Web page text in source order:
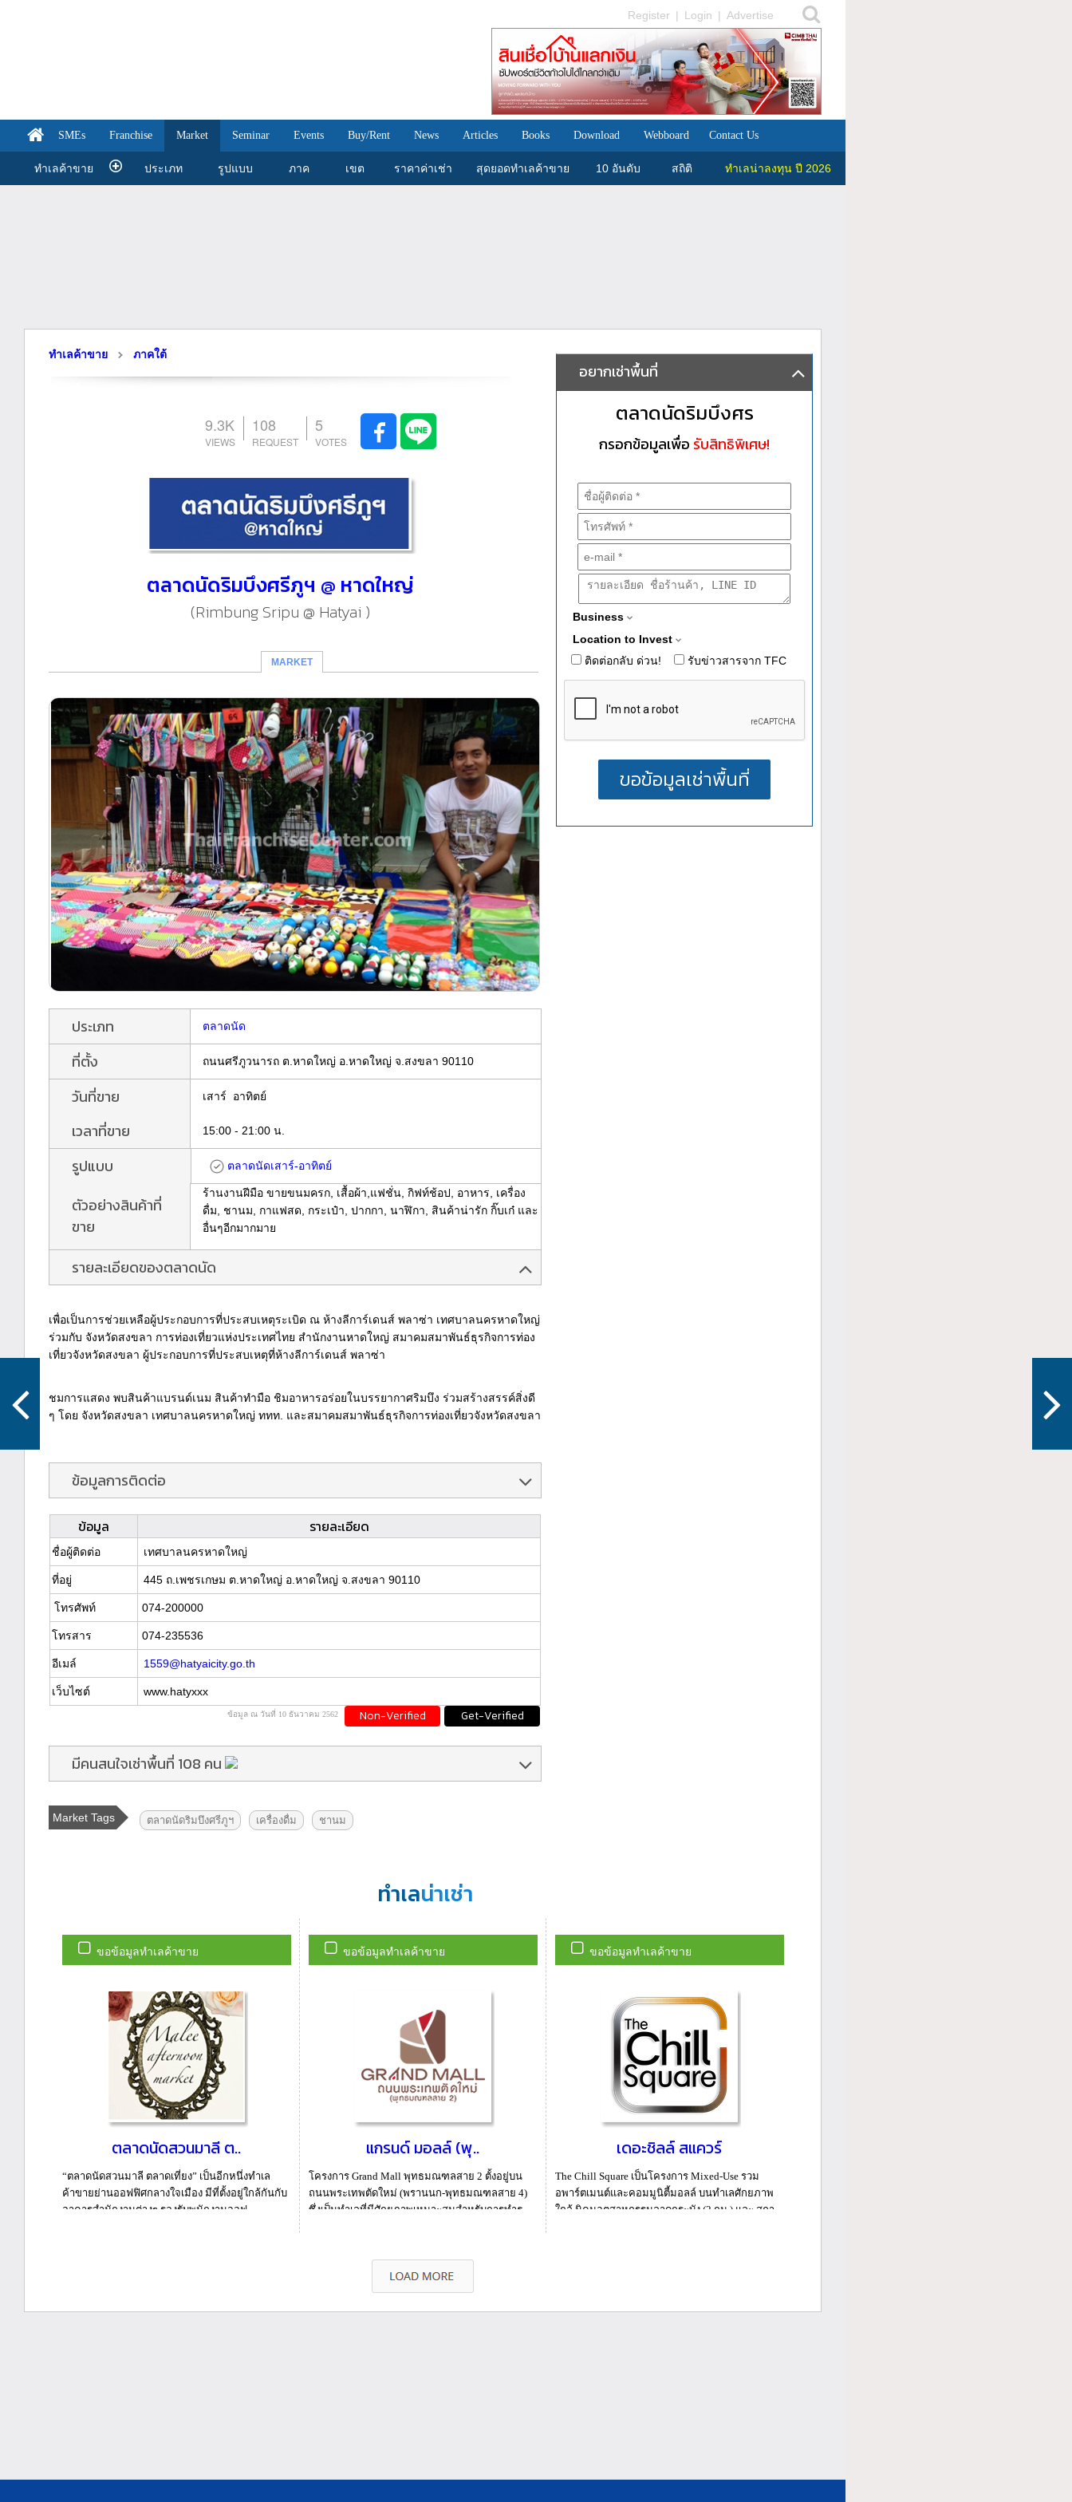
Register | Login | Advertise
SMEs Franchise Market Seminar Events Buy/Rent News Articles Books Download Webboard Contact Us
ทำเลค้าขาย ประเภท รูปแบบ ภาค เขต ราคาค่าเช่า สุดยอดทำเลค้าขาย 10 อันดับ สถิติ ทำเลน่าลงทุน ปี 2026
ทำเลค้าขาย ภาคใต้
9.3K 108 5
ตลาดนัดริมบึงศรีภูฯ @ หาดใหญ่
(Rimbung Sripu @ Hatyai )
MARKET
ประเภท ตลาดนัด
ที่ตั้ง ถนนศรีภูวนารถ ต.หาดใหญ่ อ.หาดใหญ่ จ.สงขลา 90110
วันที่ขาย เสาร์ อาทิตย์
เวลาที่ขาย 15:00 - 21:00 น.
รูปแบบ ตลาดนัดเสาร์-อาทิตย์
ตัวอย่างสินค้าที่
ขาย
ร้านงานฝีมือ ขายขนมครก, เสื้อผ้า,แฟชั่น, กิฟท์ช้อป, อาหาร, เครื่อง
ดื่ม, ชานม, กาแฟสด, กระเป๋า, ปากกา, นาฬิกา, สินค้าน่ารัก กิ๊บเก๋ และ
อื่นๆอีกมากมาย
รายละเอียดของตลาดนัด
เพื่อเป็นการช่วยเหลือผู้ประกอบการที่ประสบเหตุระเบิด ณ ห้างลีการ์เดนส์ พลาซ่า เทศบาลนครหาดใหญ่
ร่วมกับ จังหวัดสงขลา การท่องเที่ยวแห่งประเทศไทย สำนักงานหาดใหญ่ สมาคมสมาพันธ์ธุรกิจการท่อง
เที่ยวจังหวัดสงขลา ผู้ประกอบการที่ประสบเหตุที่ห้างลีการ์เดนส์ พลาซ่า
ชมการแสดง พบสินค้าแบรนด์เนม สินค้าทำมือ ชิมอาหารอร่อยในบรรยากาศริมบึง ร่วมสร้างสรรค์สิ่งดี
ๆ โดย จังหวัดสงขลา เทศบาลนครหาดใหญ่ ททท. และสมาคมสมาพันธ์ธุรกิจการท่องเที่ยวจังหวัดสงขลา
ข้อมูลการติดต่อ
ข้อมูล รายละเอียด
ชื่อผู้ติดต่อ เทศบาลนครหาดใหญ่
ที่อยู่ 445 ถ.เพชรเกษม ต.หาดใหญ่ อ.หาดใหญ่ จ.สงขลา 90110
โทรศัพท์ 074-200000
โทรสาร 074-235536
อีเมล์ 1559@hatyaicity.go.th
เว็บไซต์ www.hatyxxx
Get-Verified
Non-Verified
ข้อมูล ณ วันที่ 10 ธันวาคม 2562
มีคนสนใจเช่าพื้นที่ 108 คน
Market Tags ตลาดนัดริมบึงศรีภูฯ เครื่องดื่ม ชานม
อยากเช่าพื้นที่
ตลาดนัดริมบึงศร
กรอกข้อมูลเพื่อ รับสิทธิพิเศษ!
Business
Location to Invest
ติดต่อกลับ ด่วน!
รับข่าวสารจาก TFC
ทำเลน่าเช่า
ขอข้อมูลทำเลค้าขาย
ตลาดนัดสวนมาลี ต..
“ตลาดนัดสวนมาลี ตลาดเที่ยง” เป็นอีกหนึ่งทำเล
ค้าขายย่านออฟฟิศกลางใจเมือง มีที่ตั้งอยู่ใกล้กันกับ
อาคารสำนักงานต่างๆ รองรับพนักงานออฟ...
ขอข้อมูลทำเลค้าขาย
แกรนด์ มอลล์ (พุ..
โครงการ Grand Mall พุทธมณฑลสาย 2 ตั้งอยู่บน
ถนนพระเทพตัดใหม่ (พรานนก-พุทธมณฑลสาย 4)
ซึ่งเป็นทำเลที่มีศักยภาพเหมาะสมสำหรับการทำธุ
ขอข้อมูลทำเลค้าขาย
เดอะชิลล์ สแควร์
The Chill Square เป็นโครงการ Mixed-Use รวม
อพาร์ตเมนต์และคอมมูนิตี้มอลล์ บนทำเลศักยภาพ
ใกล้ นิคมอุตสาหกรรมลาดกระบัง (2 กม.) และ สถา...